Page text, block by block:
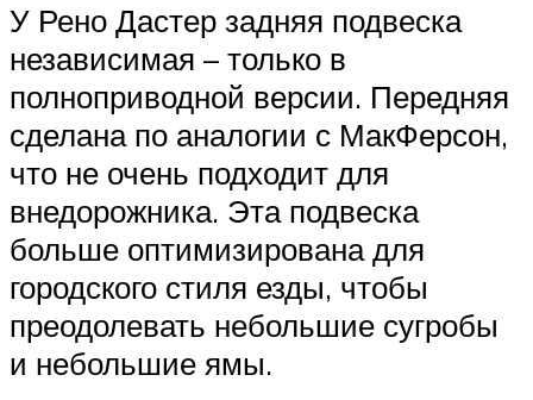
У Рено Дастер задняя подвеска
независимая – только в
полноприводной версии. Передняя
сделана по аналогии с МакФерсон,
что не очень подходит для
внедорожника. Эта подвеска
больше оптимизирована для
городского стиля езды, чтобы
преодолевать небольшие сугробы
и небольшие ямы.